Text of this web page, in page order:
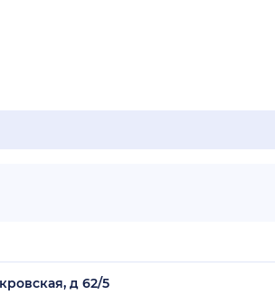
д 62/5